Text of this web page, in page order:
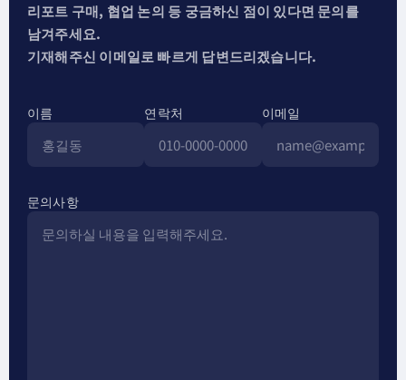
리포트 구매, 협업 논의 등 궁금하신 점이 있다면 문의를
남겨주세요.
기재해주신 이메일로 빠르게 답변드리겠습니다.
이름 연락처 이메일
문의사항